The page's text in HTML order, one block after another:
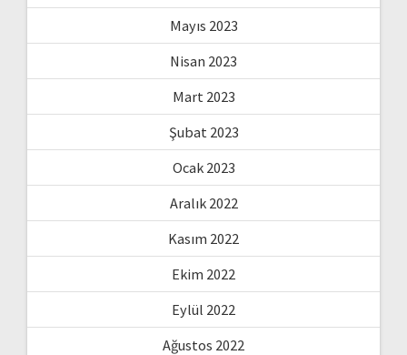
Mayıs 2023
Nisan 2023
Mart 2023
Şubat 2023
Ocak 2023
Aralık 2022
Kasım 2022
Ekim 2022
Eylül 2022
Ağustos 2022